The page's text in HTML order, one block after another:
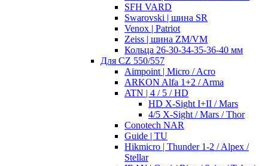
SFH VARD
Swarovski | шина SR
Venox | Patriot
Zeiss | шина ZM/VM
Кольца 26-30-34-35-36-40 мм
Для CZ 550/557
Aimpoint | Micro / Acro
ARKON Alfa 1+2 / Arma
ATN | 4 / 5 / HD
HD X-Sight I+II / Mars
4/5 X-Sight / Mars / Thor
Conotech NAR
Guide | TU
Hikmicro | Thunder 1-2 / Alpex /
Stellar